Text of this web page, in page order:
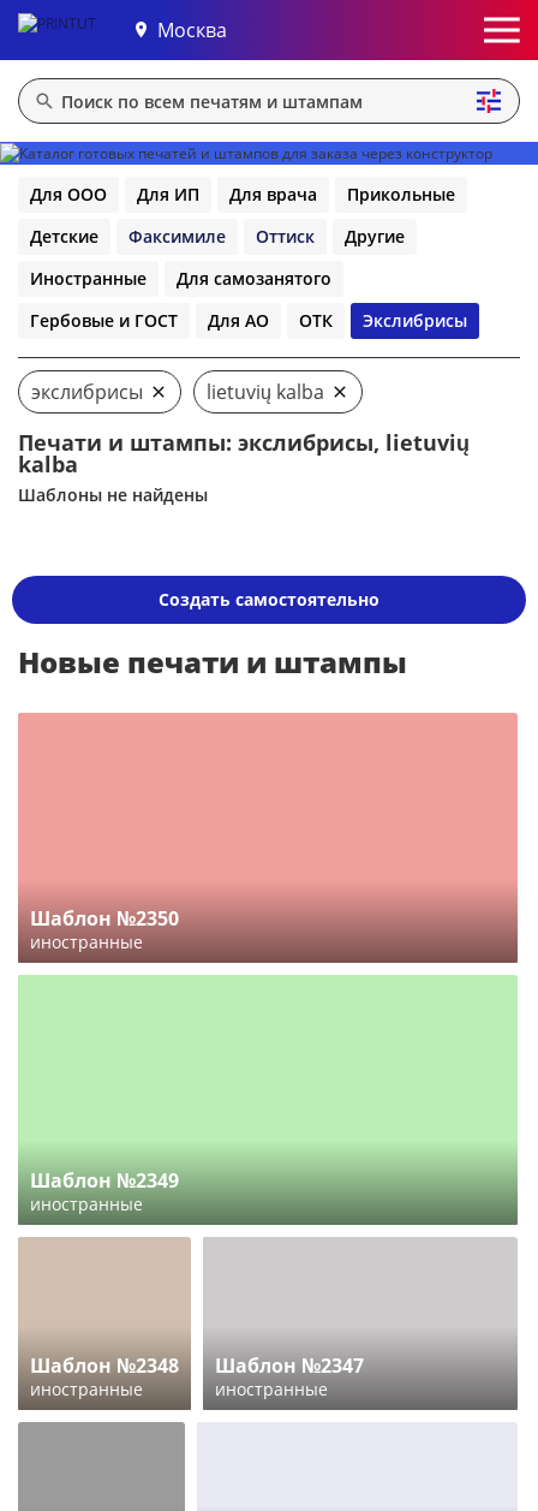
Москва
Для ООО Для ИП Для врача
Прикольные
Детские
Факсимиле Оттиск
Другие
Иностранные
Для самозанятого
Гербовые и ГОСТ
Для АО ОТК Экслибрисы
экслибрисы lietuvių kalba
Печати и штампы: экслибрисы, lietuvių
kalba
Шаблоны не найдены
Создать самостоятельно
Новые печати и штампы
Шаблон №2350
иностранные
Шаблон №2349
иностранные
Шаблон №2348
иностранные
Шаблон №2347
иностранные